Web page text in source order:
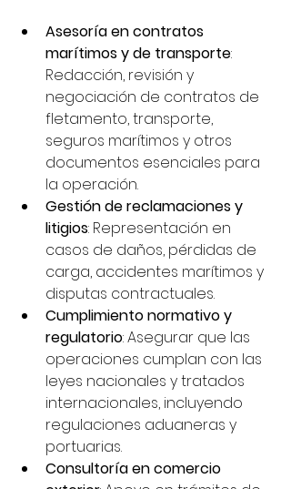
Asesoría en contratos
marítimos y de transporte:
Redacción, revisión y
negociación de contratos de
fletamento, transporte,
seguros marítimos y otros
documentos esenciales para
la operación.
Gestión de reclamaciones y
litigios: Representación en
casos de daños, pérdidas de
carga, accidentes marítimos y
disputas contractuales.
Cumplimiento normativo y
regulatorio: Asegurar que las
operaciones cumplan con las
leyes nacionales y tratados
internacionales, incluyendo
regulaciones aduaneras y
portuarias.
Consultoría en comercio